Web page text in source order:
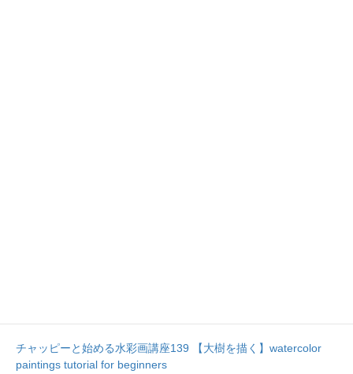
チャッピーと始める水彩画講座139 【大樹を描く】watercolor
paintings tutorial for beginners